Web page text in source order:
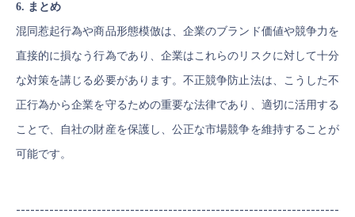
6. まとめ
混同惹起行為や商品形態模倣は、企業のブランド価値や競争力を
直接的に損なう行為であり、企業はこれらのリスクに対して十分
な対策を講じる必要があります。不正競争防止法は、こうした不
正行為から企業を守るための重要な法律であり、適切に活用する
ことで、自社の財産を保護し、公正な市場競争を維持することが
可能です。
--------------------------------------------------------------------